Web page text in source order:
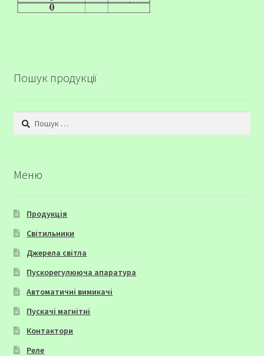
Пошук продукції
Пошук:
Меню
Продукція
Світильники
Джерела світла
Пускорегулююча апаратура
Автоматичні вимикачі
Пускачі магнітні
Контактори
Реле